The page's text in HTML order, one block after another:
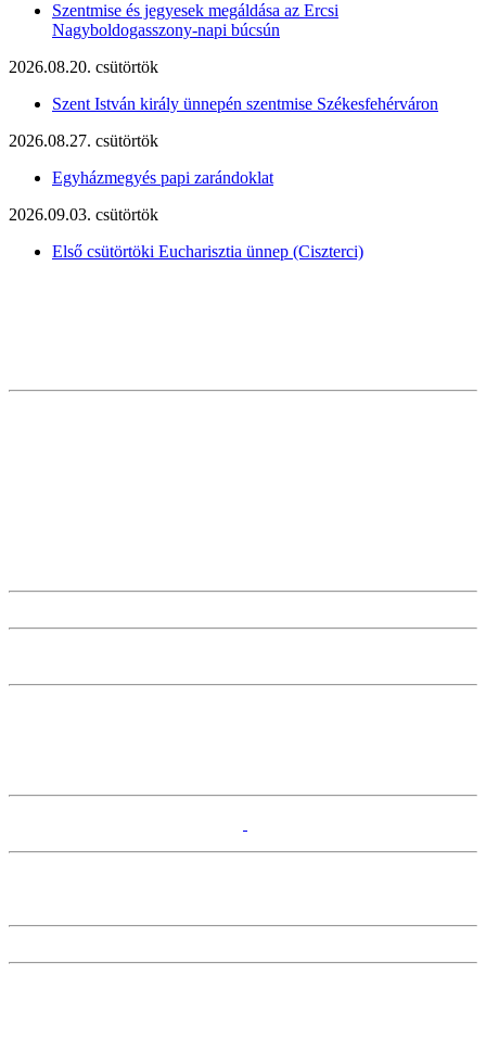
Szentmise és jegyesek megáldása az Ercsi
Nagyboldogasszony-napi búcsún
2026.08.20. csütörtök
Szent István király ünnepén szentmise Székesfehérváron
2026.08.27. csütörtök
Egyházmegyés papi zarándoklat
2026.09.03. csütörtök
Első csütörtöki Eucharisztia ünnep (Ciszterci)